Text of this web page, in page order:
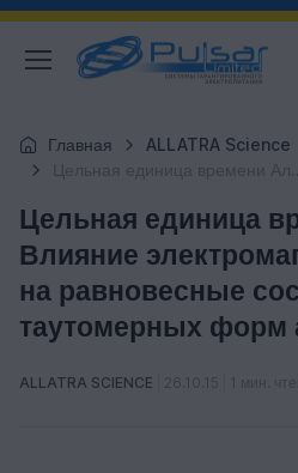
Главная
ALLATRA Science
Цельная единица времени Аллат. Влияние электромагнитного поля на равновесные состояния таутомерных форм ацетона
Цельная единица
Влияние
на равновесные
таутомерных форм
ALLATRA SCIENCE 26.10.15 1 мин.